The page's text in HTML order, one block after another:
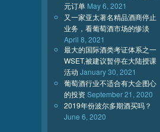
元订单 May 6, 2021
又一家亚太著名精品酒商停止
业务，看葡萄酒市场的惨淡
April 8, 2021
最大的国际酒类考证体系之一
WSET,被建议暂停在大陆授课
活动 January 30, 2021
葡萄酒行业不适合有大企图心
的投资September 21, 2020
2019年份波尔多期酒买吗？
June 6, 2020